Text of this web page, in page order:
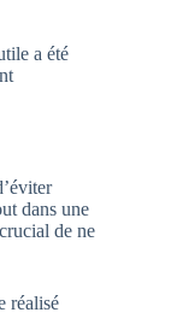
a été
dans une
de ne
réalisé